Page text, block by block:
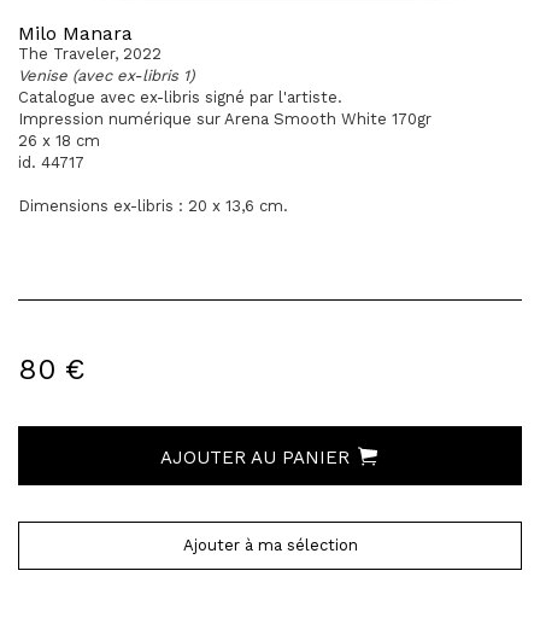
Milo Manara
The Traveler, 2022
Venise (avec ex-libris 1)
Catalogue avec ex-libris signé par l'artiste.
Impression numérique sur Arena Smooth White 170gr
26 x 18 cm
id. 44717
Dimensions ex-libris : 20 x 13,6 cm.
80 €
AJOUTER AU PANIER
Ajouter à ma sélection